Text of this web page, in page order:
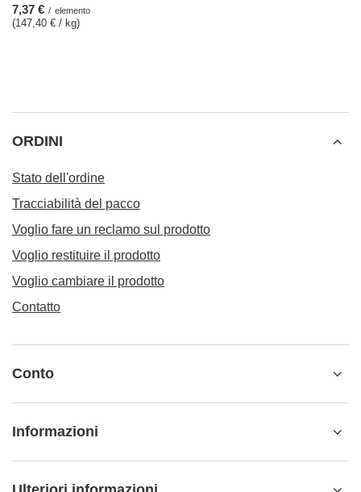
7,37 € / elemento
(147,40 € / kg)
ORDINI
Stato dell'ordine
Tracciabilità del pacco
Voglio fare un reclamo sul prodotto
Voglio restituire il prodotto
Voglio cambiare il prodotto
Contatto
Conto
Informazioni